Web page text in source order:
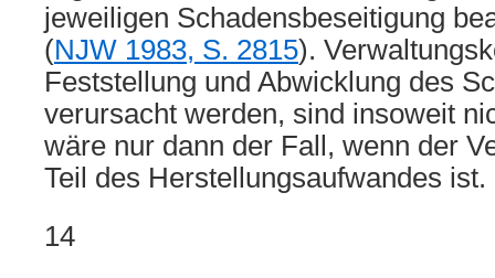
jeweiligen Schadensbeseitigung
(NJW 1983, S. 2815).
Feststellung und Abwicklung des
verursacht werden, sind insoweit
wäre nur dann der Fall, wenn der
Teil des Herstellungsaufwandes ist.
14